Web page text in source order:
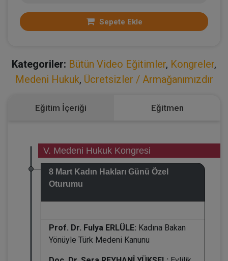
Sepete Ekle
Kategoriler: Bütün Video Eğitimler, Kongreler,
Medeni Hukuk, Ücretsizler / Armağanımızdır
Eğitim İçeriği Eğitmen
V. Medeni Hukuk Kongresi
8 Mart Kadın Hakları Günü Özel
Oturumu
Prof. Dr. Fulya ERLÜLE: Kadına Bakan
Yönüyle Türk Medeni Kanunu